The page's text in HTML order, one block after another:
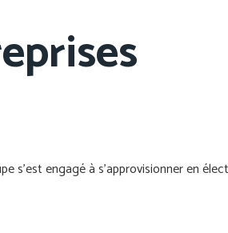
s’est engagé à s’approvisionner en